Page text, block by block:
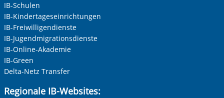
IB-Schulen
IB-Kindertageseinrichtungen
IB-Freiwilligendienste
IB-Jugendmigrationsdienste
IB-Online-Akademie
IB-Green
Delta-Netz Transfer
Regionale IB-Websites: